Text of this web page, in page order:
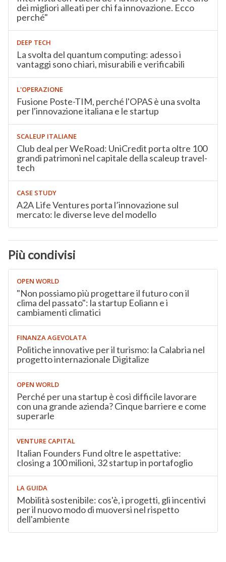
dei migliori alleati per chi fa innovazione. Ecco
perché"
DEEP TECH
La svolta del quantum computing: adesso i
vantaggi sono chiari, misurabili e verificabili
L'OPERAZIONE
Fusione Poste-TIM, perché l'OPAS è una svolta
per l'innovazione italiana e le startup
SCALEUP ITALIANE
Club deal per WeRoad: UniCredit porta oltre 100
grandi patrimoni nel capitale della scaleup travel-
tech
CASE STUDY
A2A Life Ventures porta l’innovazione sul
mercato: le diverse leve del modello
Più condivisi
OPEN WORLD
"Non possiamo più progettare il futuro con il
clima del passato": la startup Eoliann e i
cambiamenti climatici
FINANZA AGEVOLATA
Politiche innovative per il turismo: la Calabria nel
progetto internazionale Digitalize
OPEN WORLD
Perché per una startup è così difficile lavorare
con una grande azienda? Cinque barriere e come
superarle
VENTURE CAPITAL
Italian Founders Fund oltre le aspettative:
closing a 100 milioni, 32 startup in portafoglio
LA GUIDA
Mobilità sostenibile: cos'è, i progetti, gli incentivi
per il nuovo modo di muoversi nel rispetto
dell'ambiente